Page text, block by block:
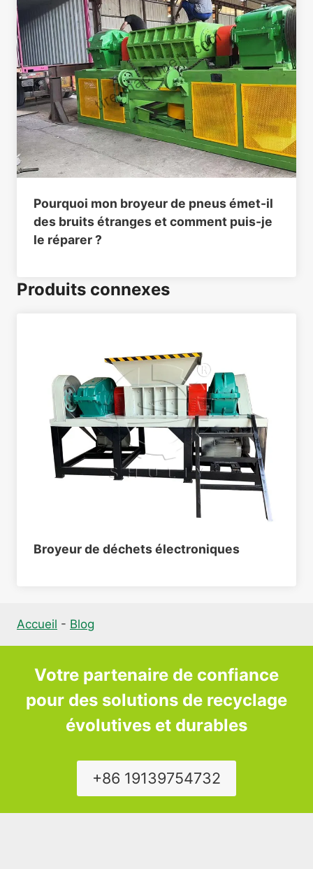
Pourquoi mon broyeur de pneus émet-il
des bruits étranges et comment puis-je
le réparer ?
Produits connexes
Broyeur de déchets électroniques
Accueil - Blog
Votre partenaire de confiance
pour des solutions de recyclage
évolutives et durables
+86 19139754732